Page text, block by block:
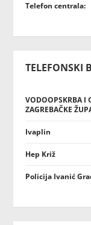
Telefon centrala:
TELEFONSKI
VODOOPSKRBA I
ZAGREBAČKE
Ivaplin
Hep Križ
Policija Ivanić